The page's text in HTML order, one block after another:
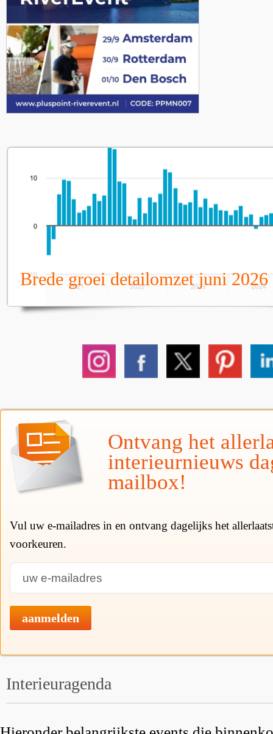
Brede groei detailomzet juni 2026
Ontvang het
interieurnieuws
mailbox!
Vul uw e-mailadres in en ontvang dagelijks het
voorkeuren.
aanmelden
Interieuragenda